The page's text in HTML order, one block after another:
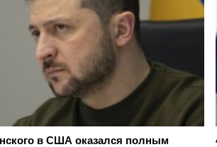
в США оказался полным